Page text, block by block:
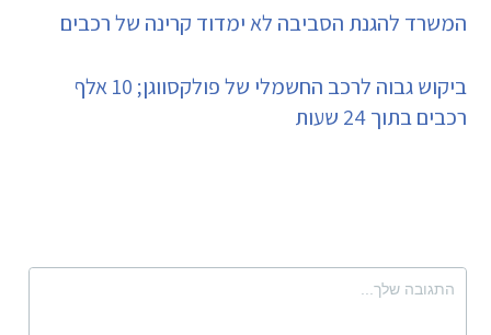
המשרד להגנת הסביבה לא ימדוד קרינה של רכבים
ביקוש גבוה לרכב החשמלי של פולקסווגן; 10 אלף
רכבים בתוך 24 שעות